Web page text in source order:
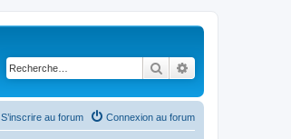
Rechercher
Connexion au forum
S’inscrire au forum